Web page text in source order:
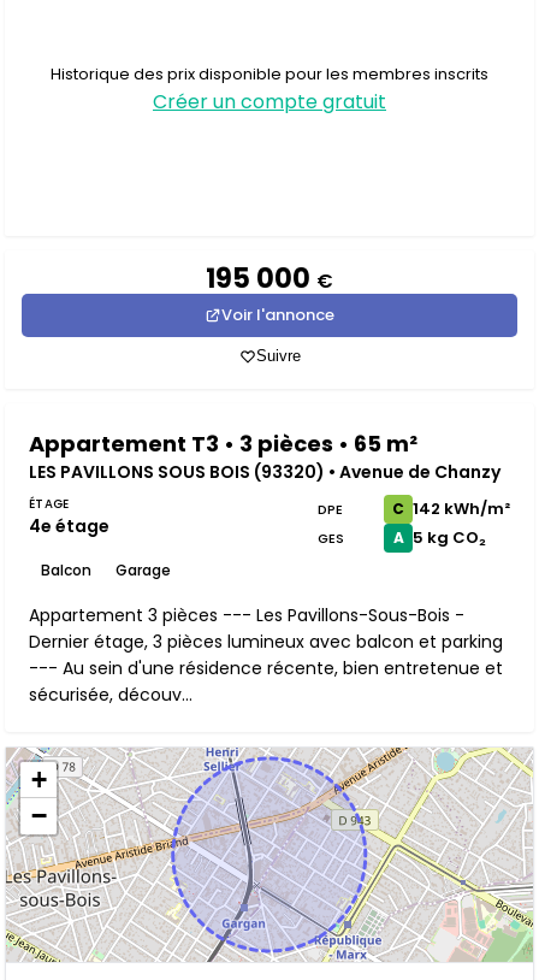
Historique des prix disponible pour les membres inscrits
Créer un compte gratuit
195 000 €
Voir l'annonce
Suivre
Appartement T3 • 3 pièces • 65 m²
LES PAVILLONS SOUS BOIS (93320) • Avenue de Chanzy
ÉTAGE
4e étage
Balcon Garage
DPE C 142 kWh/m²
GES A 5 kg CO₂
Appartement 3 pièces --- Les Pavillons-Sous-Bois -
Dernier étage, 3 pièces lumineux avec balcon et parking
--- Au sein d'une résidence récente, bien entretenue et
sécurisée, découv...
+
−